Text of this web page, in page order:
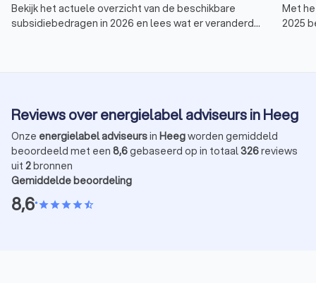
Bekijk het actuele overzicht van de beschikbare
subsidiebedragen in 2026 en lees wat er veranderd
Met
2025
Reviews over energielabel adviseurs in Heeg
Onze energielabel adviseursin Heegworden gemiddeld
beoordeeld met een 8,6gebaseerd op in totaal326reviews
uit 2bronnen
Gemiddelde beoordeling
8,6•starstarstarstarstar_half